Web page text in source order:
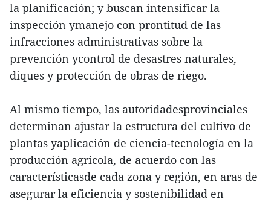
la planificación; y buscan intensificar la
inspección ymanejo con prontitud de las
infracciones administrativas sobre la
prevención ycontrol de desastres naturales,
diques y protección de obras de riego.
Al mismo tiempo, las autoridadesprovinciales
determinan ajustar la estructura del cultivo de
plantas yaplicación de ciencia-tecnología en la
producción agrícola, de acuerdo con las
característicasde cada zona y región, en aras de
asegurar la eficiencia y sostenibilidad en